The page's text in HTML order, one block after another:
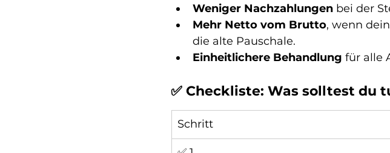
Weniger Nachzahlungen bei der
Mehr Netto vom Brutto, wenn
die alte Pauschale.
Einheitlichere Behandlung für alle
✅ Checkliste: Was solltest du
Schritt